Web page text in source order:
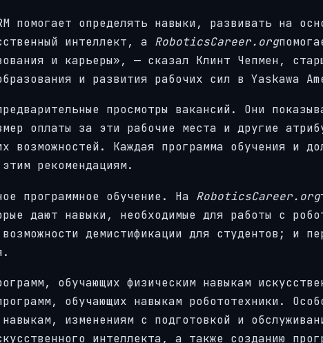
помогает определять навыки, развивать на
интеллект, а RoboticsCareer.org
и карьеры», — сказал Клинт Чепмен,
и развития рабочих сил в Yaskawa
просмотры вакансий. Они
оплаты за эти рабочие места и другие
возможностей. Каждая программа обучения и
рекомендациям.
программное обучение. На RoboticsCareer.org
дают навыки, необходимые для работы с
демистификации для студентов; и
обучающих физическим навыкам
обучающих навыкам робототехники.
изменениям с подготовкой и
интеллекта, а также созданию